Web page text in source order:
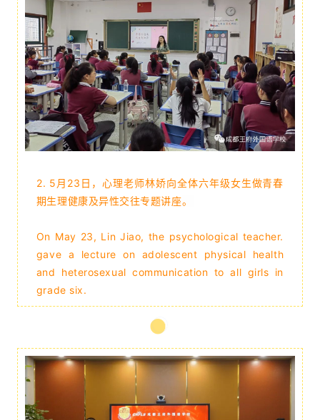
2. 5月23日，心理老师林娇向全体六年级女生做青春
期生理健康及异性交往专题讲座。
On May 23, Lin Jiao, the psychological teacher.
gave a lecture on adolescent physical health
and heterosexual communication to all girls in
grade six.